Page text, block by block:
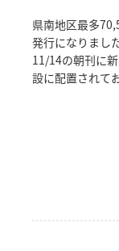
県南地区最多
発行になりました
11/14の朝刊に
設に配置されて